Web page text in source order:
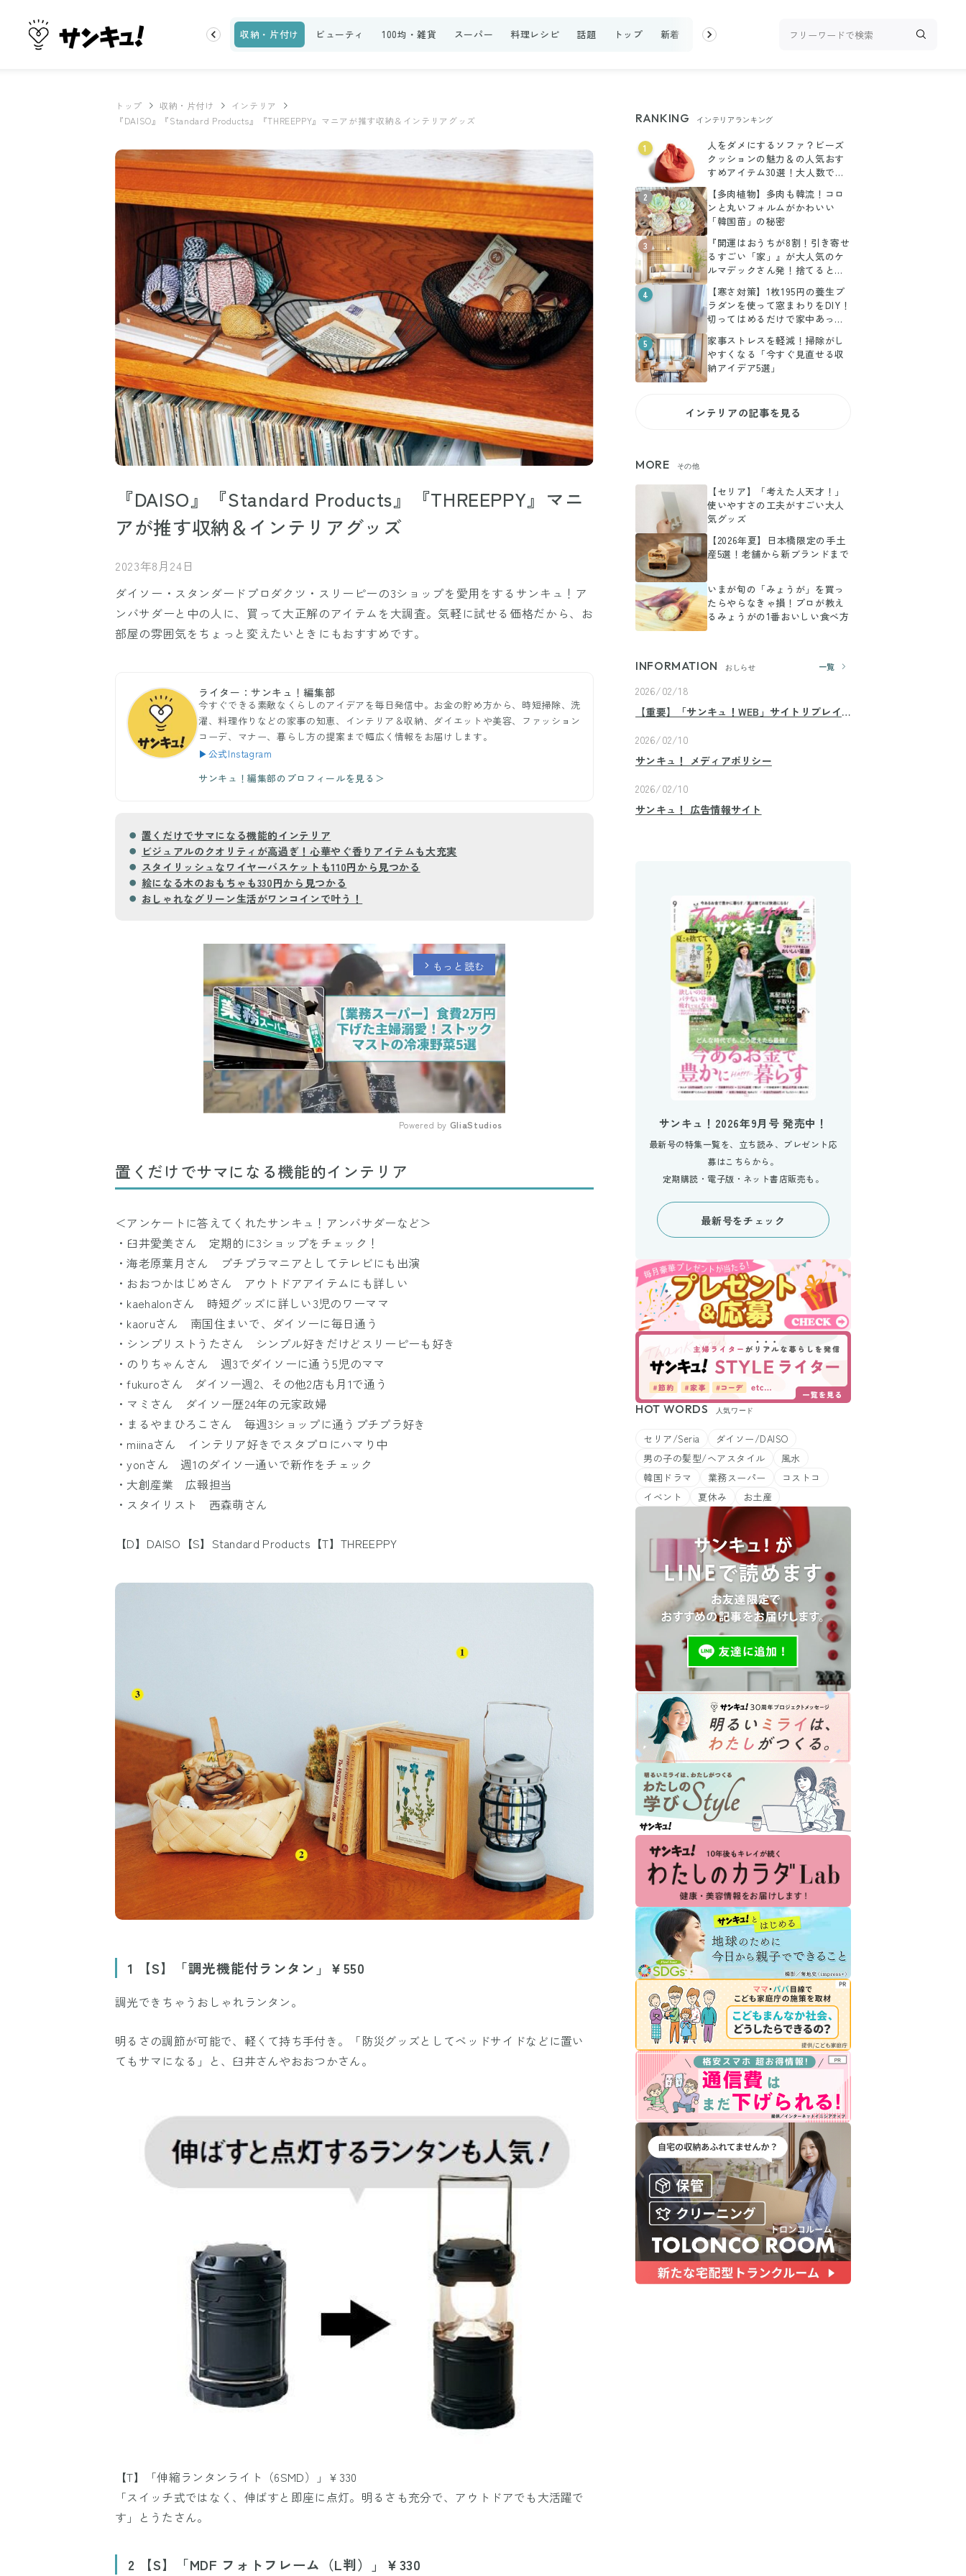
新着 ランキング 家事テク 収納・片付け ビューティ 100均・雑貨 スーパー 料理レシピ 話題 トップ 新着 ランキング 家事テク 収納・片付け
トップ 収納・片付け
インテリア
『DAISO』『Standard Products』『THREEPPY』マニアが推す収納＆インテリアグッズ
『DAISO』『Standard Products』『THREEPPY』マニ
アが推す収納＆インテリアグッズ
2023年8月24日
ダイソー・スタンダードプロダクツ・スリーピーの3ショップを愛用をするサンキュ！ア
ンバサダーと中の人に、買って大正解のアイテムを大調査。気軽に試せる価格だから、お
部屋の雰囲気をちょっと変えたいときにもおすすめです。
ライター：サンキュ！編集部
今すぐできる素敵なくらしのアイデアを毎日発信中。お金の貯め方から、時短掃除、洗
濯、料理作りなどの家事の知恵、インテリア＆収納、ダイエットや美容、ファッション
コーデ、マナー、暮らし方の提案まで幅広く情報をお届けします。
▶公式Instagram
サンキュ！編集部のプロフィールを見る＞
置くだけでサマになる機能的インテリア
ビジュアルのクオリティが高過ぎ！心華やぐ香りアイテムも大充実
スタイリッシュなワイヤーバスケットも110円から見つかる
絵になる木のおもちゃも330円から見つかる
おしゃれなグリーン生活がワンコインで叶う！
arrow_forward_ios もっと読む
Powered by GliaStudios
置くだけでサマになる機能的インテリア
＜アンケートに答えてくれたサンキュ！アンバサダーなど＞
・臼井愛美さん 定期的に3ショップをチェック！
・海老原葉月さん プチプラマニアとしてテレビにも出演
・おおつかはじめさん アウトドアアイテムにも詳しい
・kaehalonさん 時短グッズに詳しい3児のワーママ
・kaoruさん 南国住まいで、ダイソーに毎日通う
・シンプリストうたさん シンプル好きだけどスリーピーも好き
・のりちゃんさん 週3でダイソーに通う5児のママ
・fukuroさん ダイソー週2、その他2店も月1で通う
・マミさん ダイソー歴24年の元家政婦
・まるやまひろこさん 毎週3ショップに通うプチプラ好き
・miinaさん インテリア好きでスタプロにハマり中
・yonさん 週1のダイソー通いで新作をチェック
・大創産業 広報担当
・スタイリスト 西森萌さん
【D】DAISO【S】Standard Products【T】THREEPPY
1 【S】「調光機能付ランタン」￥550
調光できちゃうおしゃれランタン。
明るさの調節が可能で、軽くて持ち手付き。「防災グッズとしてベッドサイドなどに置い
てもサマになる」と、臼井さんやおおつかさん。
【T】「伸縮ランタンライト（6SMD）」¥330
「スイッチ式ではなく、伸ばすと即座に点灯。明るさも充分で、アウトドアでも大活躍で
す」とうたさん。
2 【S】「MDF フォトフレーム（L判）」￥330
RANKING インテリアランキング
1
人をダメにするソファ？ビーズ
クッションの魅力＆の人気おす
すめアイテム30選！大人数でも
2
【多肉植物】多肉も韓流！コロ
ンと丸いフォルムがかわいい
「韓国苗」の秘密
3
『開運はおうちが8割！引き寄せ
るすごい「家」』が大人気のケ
ルマデックさん発！捨てると運
4
【寒さ対策】1枚195円の養生プ
ラダンを使って窓まわりをDIY！
切ってはめるだけで家中あった
5
家事ストレスを軽減！掃除がし
やすくなる「今すぐ見直せる収
納アイデア5選」
インテリアの記事を見る
MORE その他
【セリア】「考えた人天才！」
使いやすさの工夫がすごい大人
気グッズ
【2026年夏】日本橋限定の手土
産5選！老舗から新ブランドまで
いまが旬の「みょうが」を買っ
たらやらなきゃ損！プロが教え
るみょうがの1番おいしい食べ方
INFORMATION おしらせ 一覧
2026/02/18
【重要】「サンキュ！WEB」サイトリプレイ
2026/02/10
サンキュ！ メディアポリシー
2026/02/10
サンキュ！ 広告情報サイト
サンキュ！2026年9月号 発売中！
最新号の特集一覧を、立ち読み、プレゼント応
募はこちらから。
定期購読・電子版・ネット書店販売も。
最新号をチェック
HOT WORDS 人気ワード
セリア/Seria
ダイソー/DAISO
男の子の髪型/ヘアスタイル
風水
韓国ドラマ
業務スーパー
コストコ
イベント
夏休み お土産